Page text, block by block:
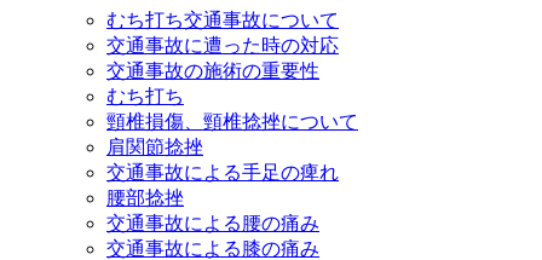
むち打ち交通事故について
交通事故に遭った時の対応
交通事故の施術の重要性
むち打ち
頸椎損傷、頸椎捻挫について
肩関節捻挫
交通事故による手足の痺れ
腰部捻挫
交通事故による腰の痛み
交通事故による膝の痛み